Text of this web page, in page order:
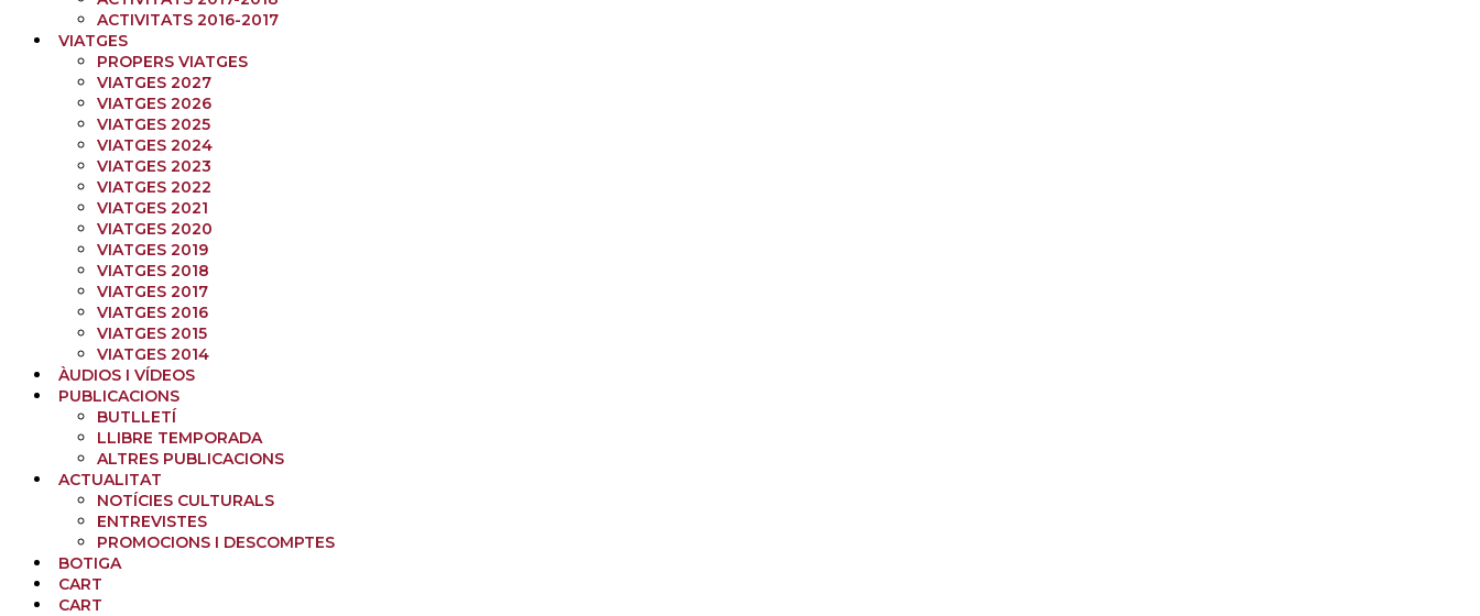
ACTIVITATS 2016-2017
VIATGES
PROPERS VIATGES
VIATGES 2027
VIATGES 2026
VIATGES 2025
VIATGES 2024
VIATGES 2023
VIATGES 2022
VIATGES 2021
VIATGES 2020
VIATGES 2019
VIATGES 2018
VIATGES 2017
VIATGES 2016
VIATGES 2015
VIATGES 2014
ÀUDIOS I VÍDEOS
PUBLICACIONS
BUTLLETÍ
LLIBRE TEMPORADA
ALTRES PUBLICACIONS
ACTUALITAT
NOTÍCIES CULTURALS
ENTREVISTES
PROMOCIONS I DESCOMPTES
BOTIGA
CART
CART